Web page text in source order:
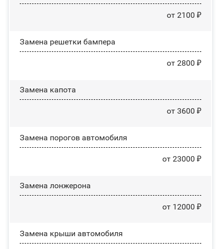
от 2100 ₽
Замена решетки бампера
от 2800 ₽
Замена капота
от 3600 ₽
Замена порогов автомобиля
от 23000 ₽
Замена лонжерона
от 12000 ₽
Замена крыши автомобиля